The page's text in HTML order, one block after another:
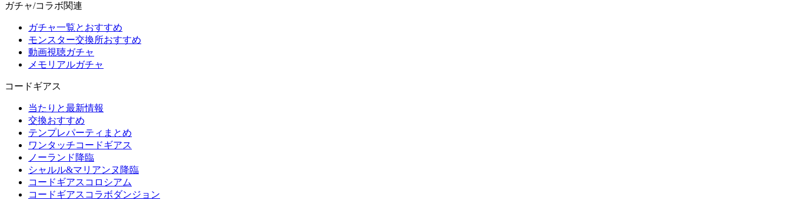
ガチャ/コラボ関連
ガチャ一覧とおすすめ
モンスター交換所おすすめ
動画視聴ガチャ
メモリアルガチャ
コードギアス
当たりと最新情報
交換おすすめ
テンプレパーティまとめ
ワンタッチコードギアス
ノーランド降臨
シャルル&マリアンヌ降臨
コードギアスコロシアム
コードギアスコラボダンジョン